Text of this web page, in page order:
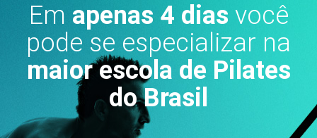
Em apenas 4 dias você
pode se especializar na
maior escola de Pilates
do Brasil